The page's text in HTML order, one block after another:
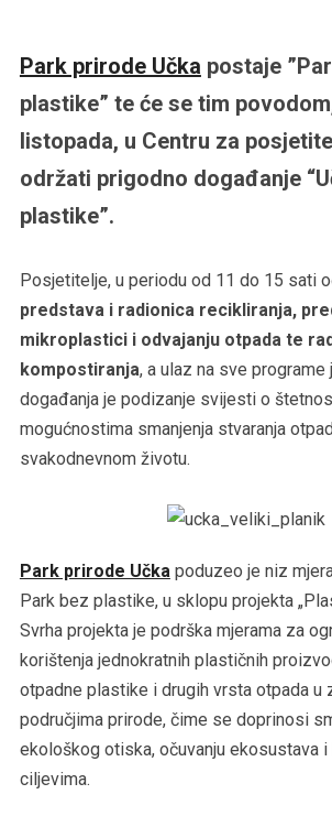
Park prirode Učka postaje
plastike” te će se tim
listopada, u Centru za
održati prigodno događanje
plastike”.
Posjetitelje, u periodu od 11 do 15 sati
predstava i radionica recikliranja,
mikroplastici i odvajanju otpada te
kompostiranja, a ulaz na sve programe
događanja je podizanje svijesti o
mogućnostima smanjenja stvaranja
svakodnevnom životu.
Park prirode Učkapoduzeo je niz
Park bez plastike, u sklopu projekta
Svrha projekta je podrška mjerama za
korištenja jednokratnih plastičnih
otpadne plastike i drugih vrsta otpada u
područjima prirode, čime se doprinosi
ekološkog otiska, očuvanju ekosustava
ciljevima.